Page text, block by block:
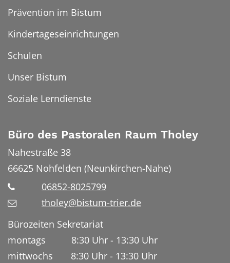
Prävention im Bistum
Kindertageseinrichtungen
Schulen
Unser Bistum
Soziale Lerndienste
Büro des Pastoralen Raum Tholey
Nahestraße 38
66625 Nohfelden (Neunkirchen-Nahe)
06852-8025799
tholey@bistum-trier.de
Bürozeiten Sekretariat
montags 8:30 Uhr - 13:30 Uhr
mittwochs 8:30 Uhr - 13:30 Uhr